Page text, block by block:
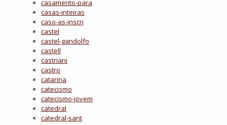
casamento-para
casas-inteiras
caso-as-inscri
castel
castel-gandolfo
castell
castriani
castro
catarina
catecismo
catecismo-jovem
catedral
catedral-sant